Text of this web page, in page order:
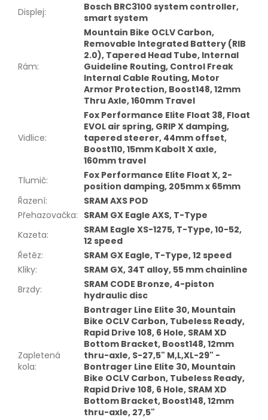
Displej:
Bosch BRC3100 system controller,
smart system
Rám:
Mountain Bike OCLV Carbon,
Removable Integrated Battery (RIB
2.0), Tapered Head Tube, Internal
Guideline Routing, Control Freak
Internal Cable Routing, Motor
Armor Protection, Boost148, 12mm
Thru Axle, 160mm Travel
Vidlice:
Fox Performance Elite Float 38, Float
EVOL air spring, GRIP X damping,
tapered steerer, 44mm offset,
Boost110, 15mm Kabolt X axle,
160mm travel
Tlumič:
Fox Performance Elite Float X, 2-
position damping, 205mm x 65mm
Řazení:
SRAM AXS POD
Přehazovačka: SRAM GX Eagle AXS, T-Type
Kazeta:
SRAM Eagle XS-1275, T-Type, 10-52,
12 speed
Řetěz:
SRAM GX Eagle, T-Type, 12 speed
Kliky:
SRAM GX, 34T alloy, 55 mm chainline
Brzdy:
SRAM CODE Bronze, 4-piston
hydraulic disc
Zapletená
kola:
Bontrager Line Elite 30, Mountain
Bike OCLV Carbon, Tubeless Ready,
Rapid Drive 108, 6 Hole, SRAM XD
Bottom Bracket, Boost148, 12mm
thru-axle, S-27,5" M,L,XL-29" -
Bontrager Line Elite 30, Mountain
Bike OCLV Carbon, Tubeless Ready,
Rapid Drive 108, 6 Hole, SRAM XD
Bottom Bracket, Boost148, 12mm
thru-axle, 27,5"